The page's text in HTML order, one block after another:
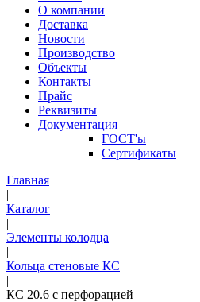
О компании
Доставка
Новости
Производство
Объекты
Контакты
Прайс
Реквизиты
Документация
ГОСТ'ы
Сертификаты
Главная
|
Каталог
|
Элементы колодца
|
Кольца стеновые КС
|
КС 20.6 с перфорацией